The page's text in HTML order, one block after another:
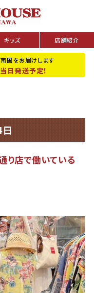
キッズ 店舗紹介
国をお届けします
当日発送予定！
り店で働いている